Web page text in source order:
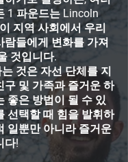
1 파운드는 Lincoln
지역 사회에서 우리
람들에게 변화를 가져
것입니다.
것은 자선 단체를 지
구 및 가족과 즐거운 하
좋은 방법이 될 수 있
선택할 때 힘을 발휘하
일뿐만 아니라 즐거운
다!